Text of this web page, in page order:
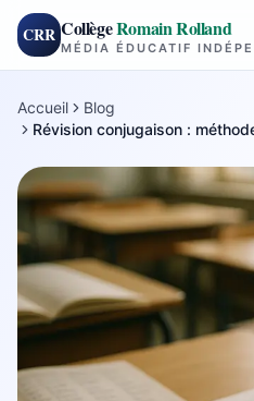
CRR CollègeRomain Rolland
MÉDIA ÉDUCATIF
Accueil
Blog
Révision conjugaison :